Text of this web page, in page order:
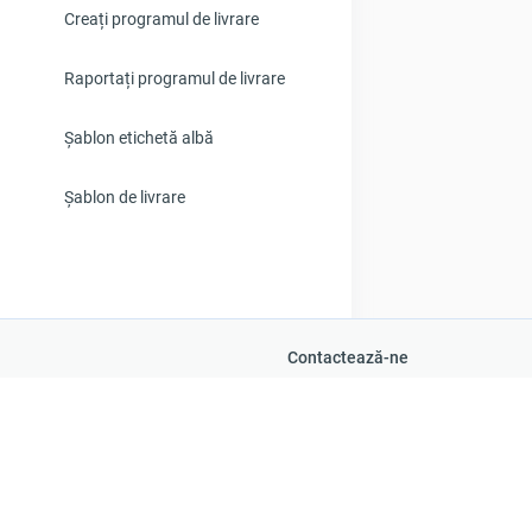
Creați programul de livrare
Raportați programul de livrare
Șablon etichetă albă
Șablon de livrare
Contactează-ne